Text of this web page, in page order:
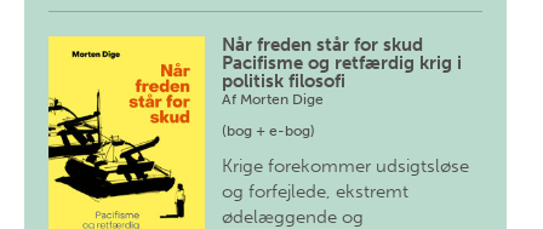
Når freden står for skud
Pacifisme og retfærdig krig i
politisk filosofi
Af Morten Dige
(bog + e-bog)
Krige forekommer udsigtsløse
og forfejlede, ekstremt
ødelæggende og